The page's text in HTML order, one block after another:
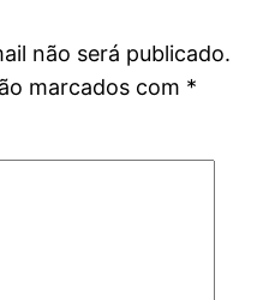
não será publicado.
marcados com *